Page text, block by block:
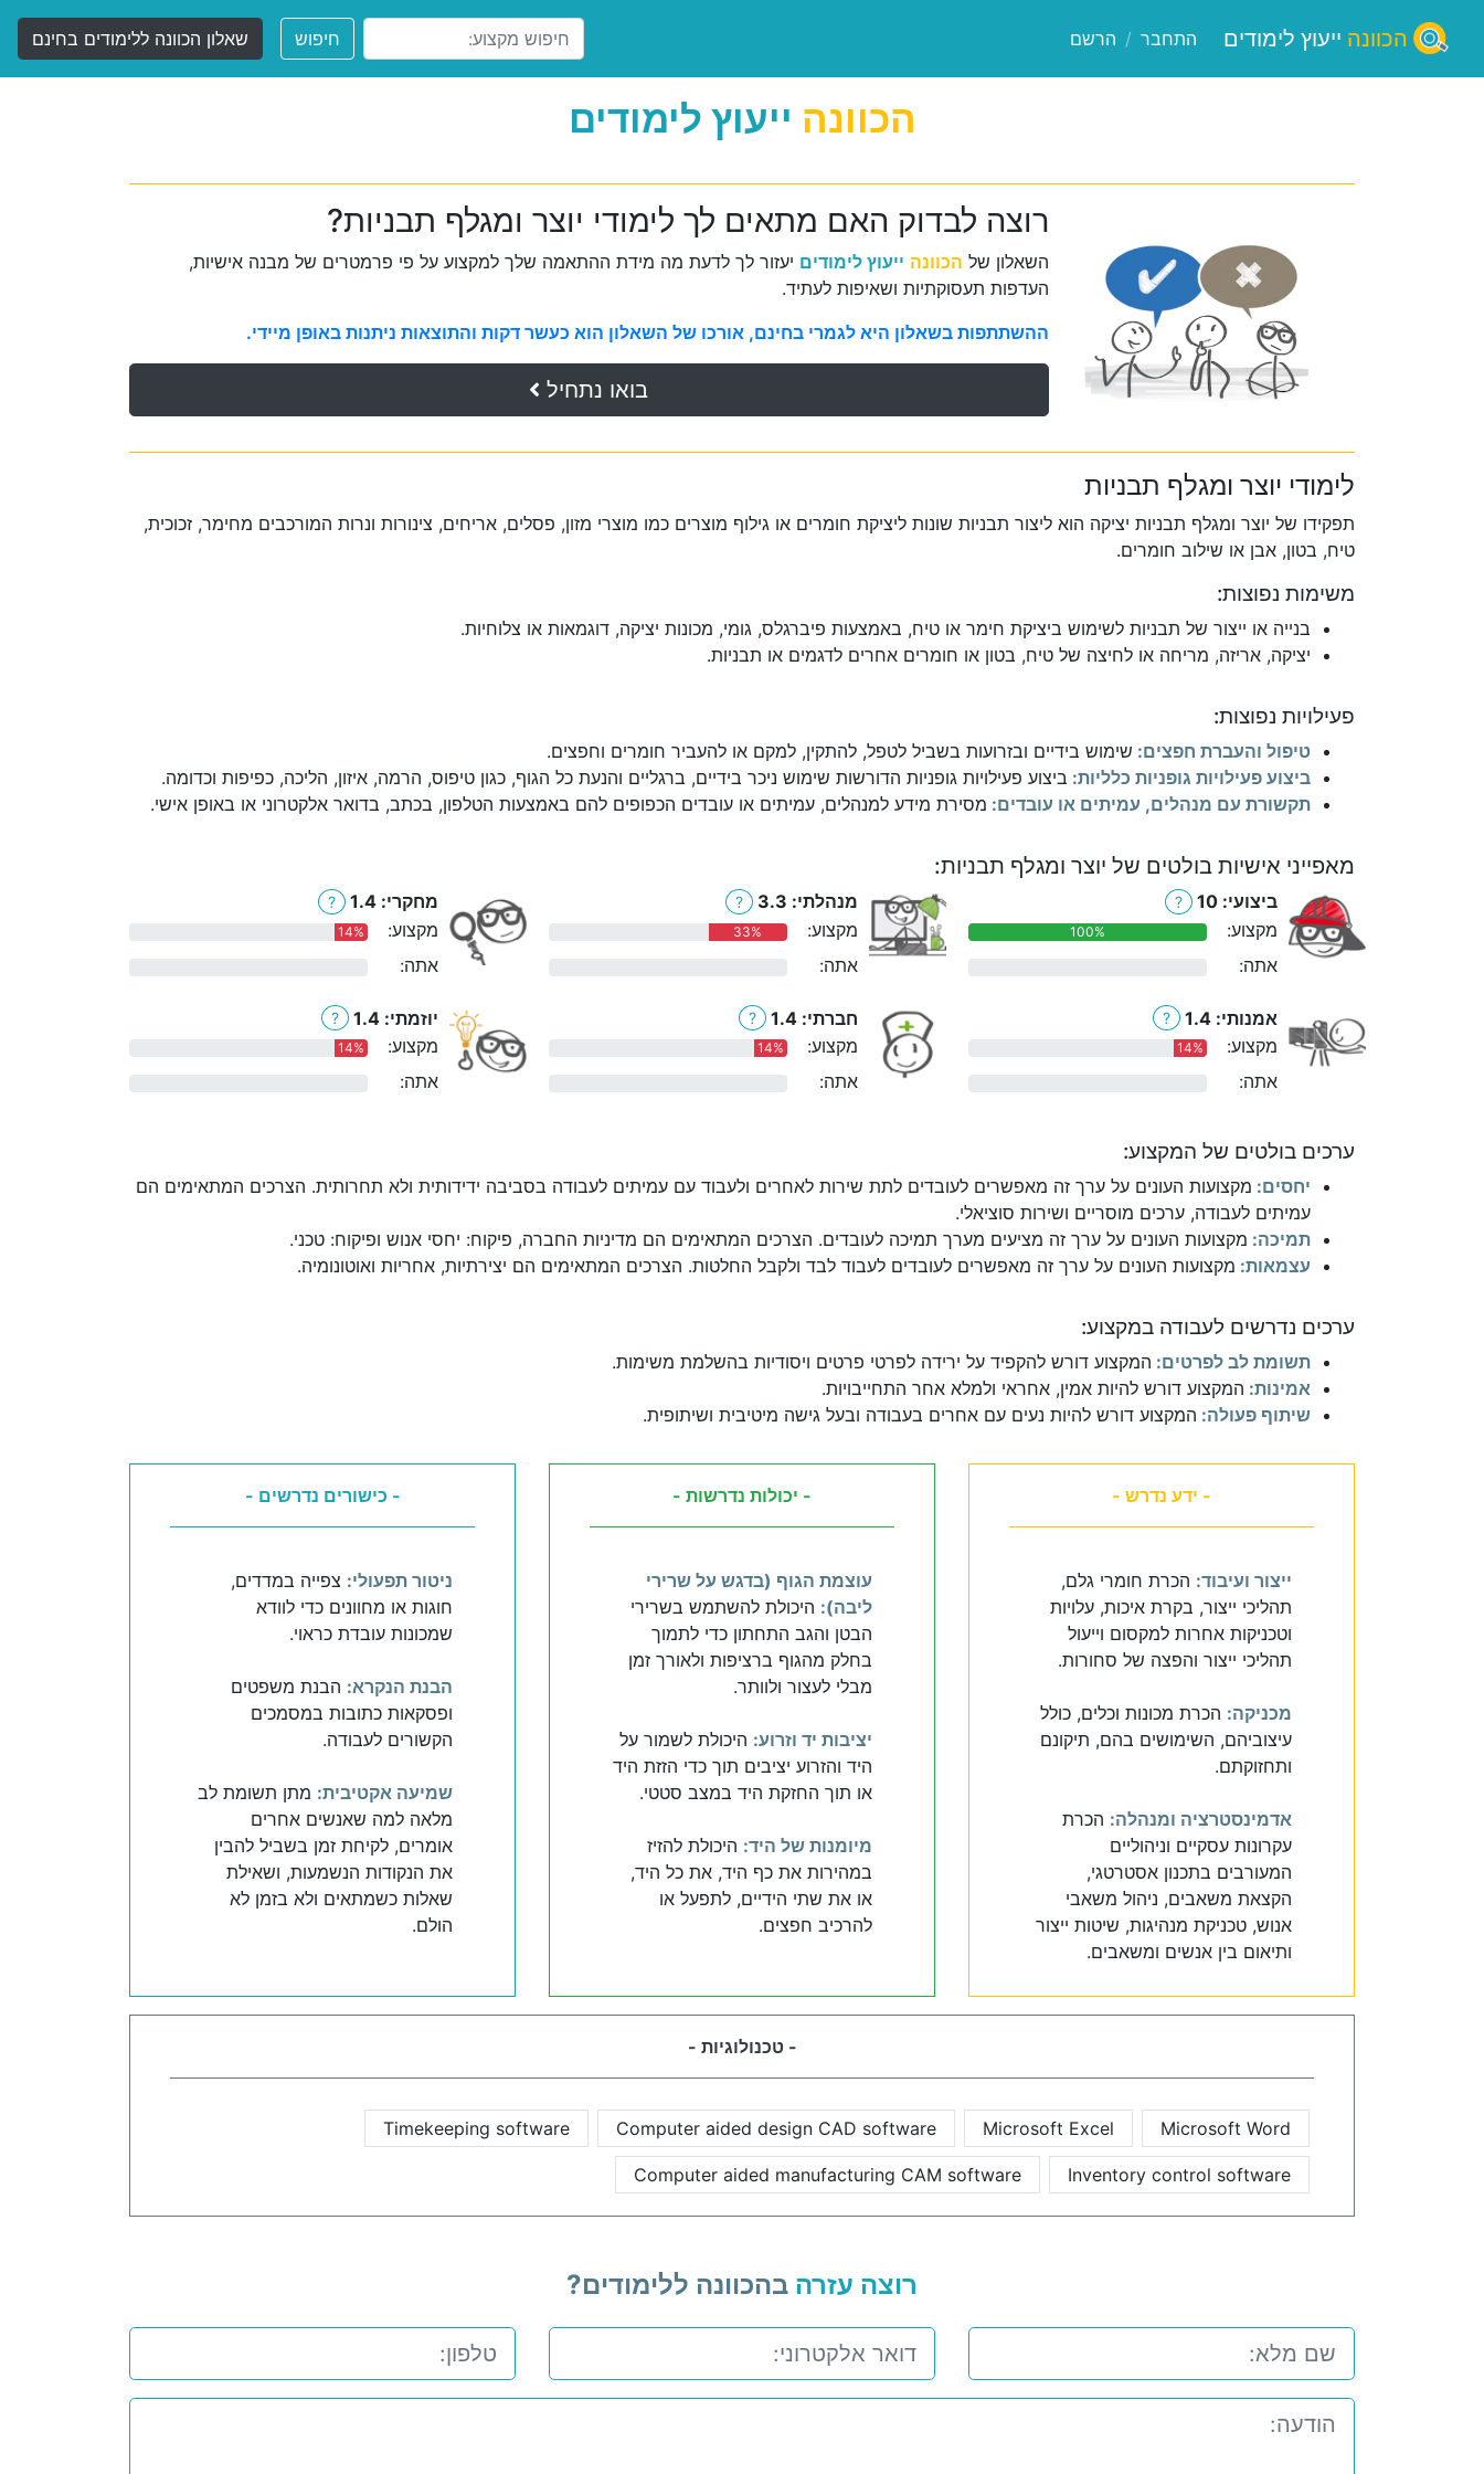
הכוונה ייעוץ לימודים התחבר / הרשם חיפוש שאלון הכוונה ללימודים בחינם
הכוונה ייעוץ לימודים
רוצה לבדוק האם מתאים לך לימודי יוצר ומגלף תבניות?
השאלון של הכוונה ייעוץ לימודים יעזור לך לדעת מה מידת ההתאמה שלך למקצוע על פי פרמטרים של מבנה אישיות,
העדפות תעסוקתיות ושאיפות לעתיד.
ההשתתפות בשאלון היא לגמרי בחינם, אורכו של השאלון הוא כעשר דקות והתוצאות ניתנות באופן מיידי.
בואו נתחיל
לימודי יוצר ומגלף תבניות
תפקידו של יוצר ומגלף תבניות יציקה הוא ליצור תבניות שונות ליציקת חומרים או גילוף מוצרים כמו מוצרי מזון, פסלים, אריחים, צינורות ונרות המורכבים מחימר, זכוכית,
טיח, בטון, אבן או שילוב חומרים.
משימות נפוצות:
בנייה או ייצור של תבניות לשימוש ביציקת חימר או טיח, באמצעות פיברגלס, גומי, מכונות יציקה, דוגמאות או צלוחיות.
יציקה, אריזה, מריחה או לחיצה של טיח, בטון או חומרים אחרים לדגמים או תבניות.
פעילויות נפוצות:
טיפול והעברת חפצים: שימוש בידיים ובזרועות בשביל לטפל, להתקין, למקם או להעביר חומרים וחפצים.
ביצוע פעילויות גופניות כלליות: ביצוע פעילויות גופניות הדורשות שימוש ניכר בידיים, ברגליים והנעת כל הגוף, כגון טיפוס, הרמה, איזון, הליכה, כפיפות וכדומה.
תקשורת עם מנהלים, עמיתים או עובדים: מסירת מידע למנהלים, עמיתים או עובדים הכפופים להם באמצעות הטלפון, בכתב, בדואר אלקטרוני או באופן אישי.
מאפייני אישיות בולטים של יוצר ומגלף תבניות:
ביצועי: 10 ?
מקצוע: 100%
אתה:
מנהלתי: 3.3 ?
מקצוע: 33%
אתה:
מחקרי: 1.4 ?
מקצוע: 14%
אתה:
אמנותי: 1.4 ?
מקצוע: 14%
אתה:
חברתי: 1.4 ?
מקצוע: 14%
אתה:
יוזמתי: 1.4 ?
מקצוע: 14%
אתה:
ערכים בולטים של המקצוע:
יחסים: מקצועות העונים על ערך זה מאפשרים לעובדים לתת שירות לאחרים ולעבוד עם עמיתים לעבודה בסביבה ידידותית ולא תחרותית. הצרכים המתאימים הם
עמיתים לעבודה, ערכים מוסריים ושירות סוציאלי.
תמיכה: מקצועות העונים על ערך זה מציעים מערך תמיכה לעובדים. הצרכים המתאימים הם מדיניות החברה, פיקוח: יחסי אנוש ופיקוח: טכני.
עצמאות: מקצועות העונים על ערך זה מאפשרים לעובדים לעבוד לבד ולקבל החלטות. הצרכים המתאימים הם יצירתיות, אחריות ואוטונומיה.
ערכים נדרשים לעבודה במקצוע:
תשומת לב לפרטים: המקצוע דורש להקפיד על ירידה לפרטי פרטים ויסודיות בהשלמת משימות.
אמינות: המקצוע דורש להיות אמין, אחראי ולמלא אחר התחייבויות.
שיתוף פעולה: המקצוע דורש להיות נעים עם אחרים בעבודה ובעל גישה מיטיבית ושיתופית.
- ידע נדרש -
ייצור ועיבוד: הכרת חומרי גלם,
תהליכי ייצור, בקרת איכות, עלויות
וטכניקות אחרות למקסום וייעול
תהליכי ייצור והפצה של סחורות.
מכניקה: הכרת מכונות וכלים, כולל
עיצוביהם, השימושים בהם, תיקונם
ותחזוקתם.
אדמינסטרציה ומנהלה: הכרת
עקרונות עסקיים וניהוליים
המעורבים בתכנון אסטרטגי,
הקצאת משאבים, ניהול משאבי
אנוש, טכניקת מנהיגות, שיטות ייצור
ותיאום בין אנשים ומשאבים.
- יכולות נדרשות -
עוצמת הגוף (בדגש על שרירי
ליבה): היכולת להשתמש בשרירי
הבטן והגב התחתון כדי לתמוך
בחלק מהגוף ברציפות ולאורך זמן
מבלי לעצור ולוותר.
יציבות יד וזרוע: היכולת לשמור על
היד והזרוע יציבים תוך כדי הזזת היד
או תוך החזקת היד במצב סטטי.
מיומנות של היד: היכולת להזיז
במהירות את כף היד, את כל היד,
או את שתי הידיים, לתפעל או
להרכיב חפצים.
- כישורים נדרשים -
ניטור תפעולי: צפייה במדדים,
חוגות או מחוונים כדי לוודא
שמכונות עובדת כראוי.
הבנת הנקרא: הבנת משפטים
ופסקאות כתובות במסמכים
הקשורים לעבודה.
שמיעה אקטיבית: מתן תשומת לב
מלאה למה שאנשים אחרים
אומרים, לקיחת זמן בשביל להבין
את הנקודות הנשמעות, ושאילת
שאלות כשמתאים ולא בזמן לא
הולם.
- טכנולוגיות -
Microsoft Word
Microsoft Excel
Computer aided design CAD software
Timekeeping software
Inventory control software
Computer aided manufacturing CAM software
רוצה עזרה בהכוונה ללימודים?